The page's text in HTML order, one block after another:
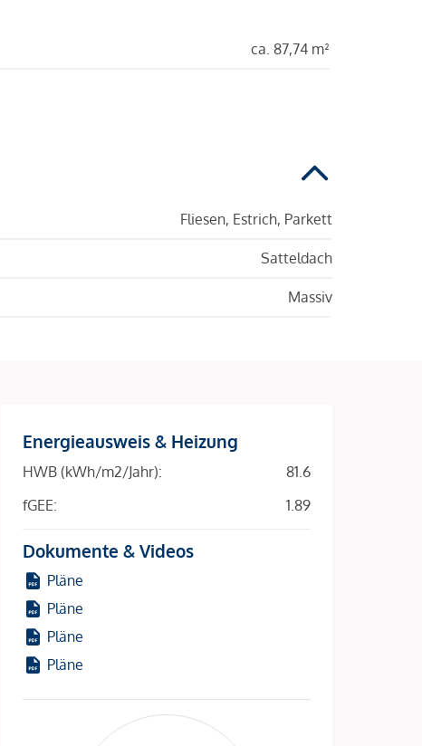
ca. 87,74 m²
Fliesen, Estrich, Parkett
Satteldach
Massiv
Energieausweis & Heizung
HWB (kWh/m2/Jahr):
81.6
fGEE:
1.89
Dokumente & Videos
Pläne
Pläne
Pläne
Pläne